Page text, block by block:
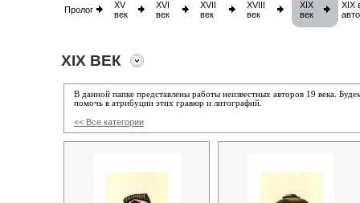
Пролог
XV
век
XVI
век
XVII
век
XVIII
век
XIX
век
XIX
XIX ВЕК
В данной папке представлены работы неизвестных авторов 19 века.
помочь в атрибуции этих гравюр и литографий.
<< Все категории